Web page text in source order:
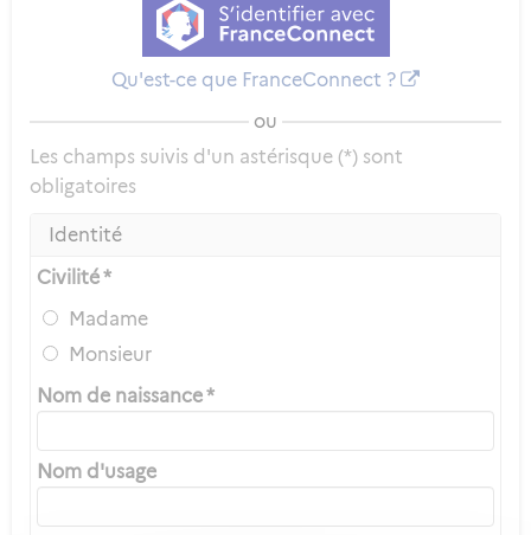
Qu'est-ce que FranceConnect ?
ou
Les champs suivis d'un astérisque (*) sont
obligatoires
Identité
Civilité *
Madame
Monsieur
Nom de naissance *
Nom d'usage